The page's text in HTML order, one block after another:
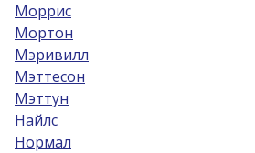
Моррис
Мортон
Мэривилл
Мэттесон
Мэттун
Найлс
Нормал